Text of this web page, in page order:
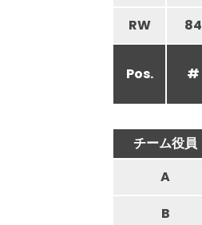
RW
84
Pos. #
チーム役員
A
B